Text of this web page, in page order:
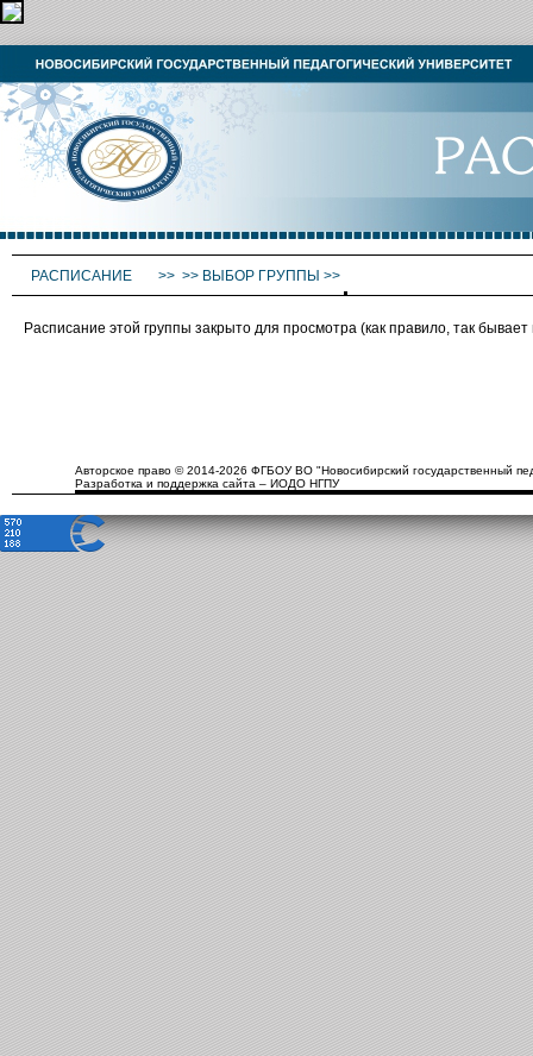
РАСПИСАНИЕ >> >> ВЫБОР ГРУППЫ >>
Расписание этой группы закрыто для просмотра (как правило, так
Авторское право © 2014-2026 ФГБОУ ВО "Новосибирский государственный
Разработка и поддержка сайта – ИОДО НГПУ